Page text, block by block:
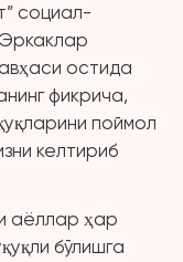
социал-
остида
фикрича,
поймол
келтириб
аёллар ҳар
бўлишга